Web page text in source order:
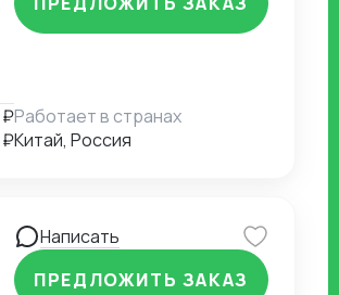
₽
₽
Работает в странах
Китай, Россия
Написать
ПРЕДЛОЖИТЬ ЗАКАЗ